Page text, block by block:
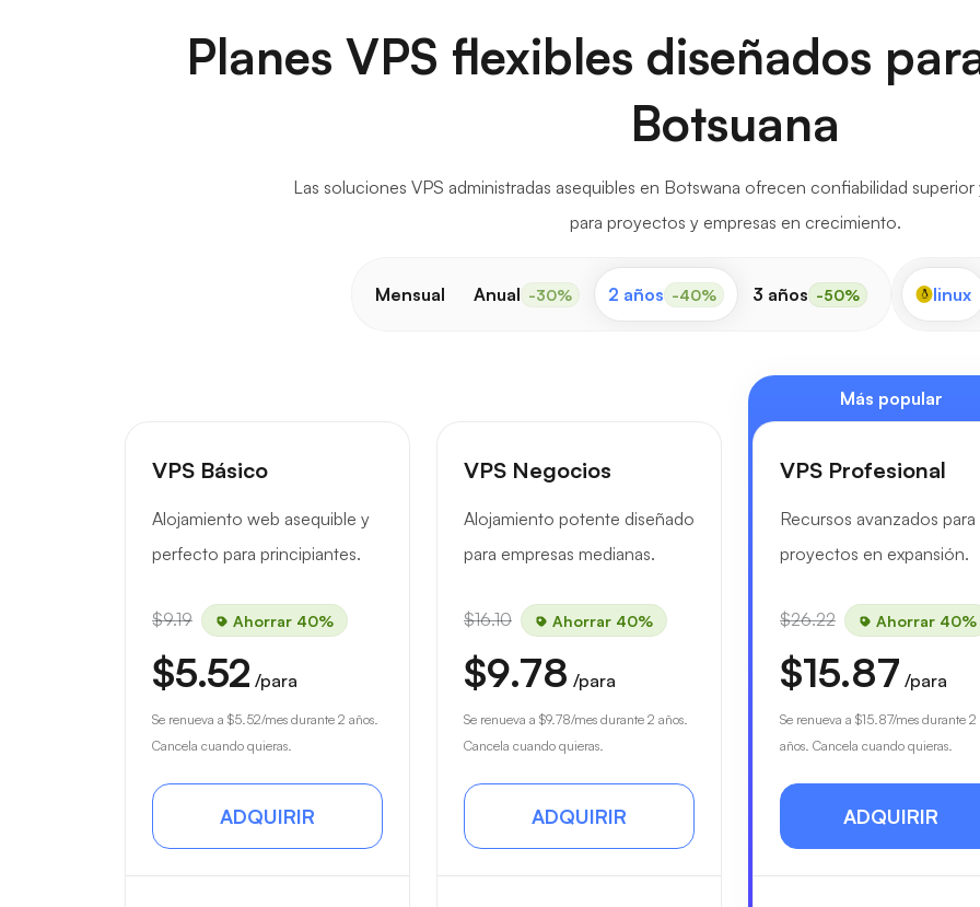
Planes VPS flexibles diseñados
Botsuana
Las soluciones VPS administradas asequibles en Botswana ofrecen confiabilidad
para proyectos y empresas en crecimiento.
Mensual Anual -30% 2 años -40% 3 años -50% linux
VPS Básico
Alojamiento web asequible y
perfecto para principiantes.
$9.19 Ahorrar 40%
$5.52 /para
Se renueva a $5.52/mes durante 2 años.
Cancela cuando quieras.
ADQUIRIR
VPS Negocios
Alojamiento potente diseñado
para empresas medianas.
$16.10 Ahorrar 40%
$9.78 /para
Se renueva a $9.78/mes durante 2 años.
Cancela cuando quieras.
ADQUIRIR
Más popular
VPS Profesional
Recursos avanzados para
proyectos en expansión.
$26.22 Ahorrar 40%
$15.87 /para
Se renueva a $15.87/mes durante 2
años. Cancela cuando quieras.
ADQUIRIR